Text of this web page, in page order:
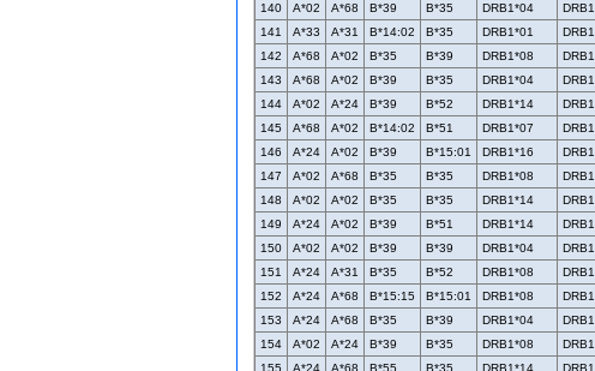
140
A*02 A*68 B*39 B*35 DRB1*04
141
A*33 A*31 B*14:02 B*35 DRB1*01
142
A*68 A*02 B*35 B*39 DRB1*08
143
A*68 A*02 B*39 B*35 DRB1*04
144
A*02 A*24 B*39 B*52 DRB1*14
145
A*68 A*02 B*14:02 B*51 DRB1*07
146
A*24 A*02 B*39 B*15:01 DRB1*16
147
A*02 A*68 B*35 B*35 DRB1*08
148
A*02 A*02 B*35 B*35 DRB1*14
149
A*24 A*02 B*39 B*51 DRB1*14
150
A*02 A*02 B*39 B*39 DRB1*04
151
A*24 A*31 B*35 B*52 DRB1*08
152
A*24 A*68 B*15:15 B*15:01 DRB1*08
153
A*24 A*68 B*35 B*39 DRB1*04
154
A*02 A*24 B*39 B*35 DRB1*08
155
A*24 A*68 B*55 B*35 DRB1*14